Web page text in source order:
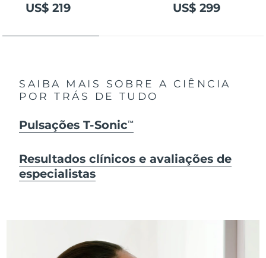
US$ 219 US$ 299
SAIBA MAIS SOBRE A CIÊNCIA
POR TRÁS DE TUDO
Pulsações T-SonicTM
Resultados clínicos e avaliações de
especialistas